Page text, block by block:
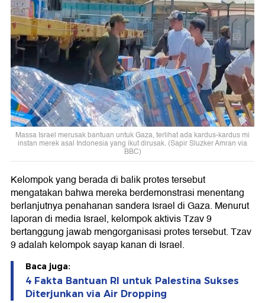
Massa Israel merusak bantuan untuk Gaza, terlihat ada kardus-kardus mi
instan merek asal Indonesia yang ikut dirusak. (Sapir Sluzker Amran via
BBC)
Kelompok yang berada di balik protes tersebut
mengatakan bahwa mereka berdemonstrasi menentang
berlanjutnya penahanan sandera Israel di Gaza. Menurut
laporan di media Israel, kelompok aktivis Tzav 9
bertanggung jawab mengorganisasi protes tersebut. Tzav
9 adalah kelompok sayap kanan di Israel.
Baca juga:
4 Fakta Bantuan RI untuk Palestina Sukses
Diterjunkan via Air Dropping